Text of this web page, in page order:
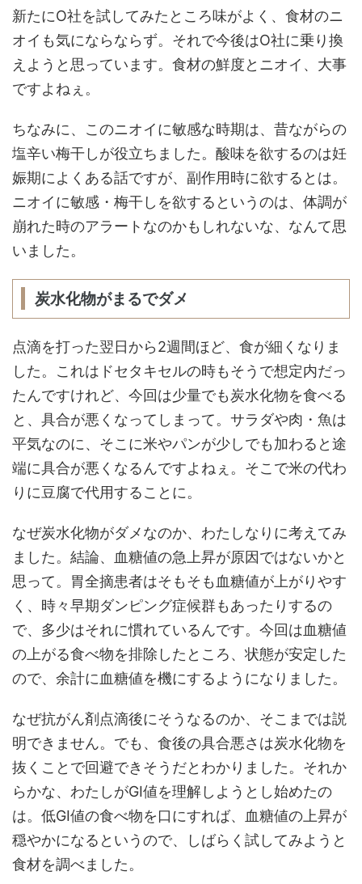
新たにO社を試してみたところ味がよく、食材のニ
オイも気にならならず。それで今後はO社に乗り換
えようと思っています。食材の鮮度とニオイ、大事
ですよねぇ。
ちなみに、このニオイに敏感な時期は、昔ながらの
塩辛い梅干しが役立ちました。酸味を欲するのは妊
娠期によくある話ですが、副作用時に欲するとは。
ニオイに敏感・梅干しを欲するというのは、体調が
崩れた時のアラートなのかもしれないな、なんて思
いました。
炭水化物がまるでダメ
点滴を打った翌日から2週間ほど、食が細くなりま
した。これはドセタキセルの時もそうで想定内だっ
たんですけれど、今回は少量でも炭水化物を食べる
と、具合が悪くなってしまって。サラダや肉・魚は
平気なのに、そこに米やパンが少しでも加わると途
端に具合が悪くなるんですよねぇ。そこで米の代わ
りに豆腐で代用することに。
なぜ炭水化物がダメなのか、わたしなりに考えてみ
ました。結論、血糖値の急上昇が原因ではないかと
思って。胃全摘患者はそもそも血糖値が上がりやす
く、時々早期ダンピング症候群もあったりするの
で、多少はそれに慣れているんです。今回は血糖値
の上がる食べ物を排除したところ、状態が安定した
ので、余計に血糖値を機にするようになりました。
なぜ抗がん剤点滴後にそうなるのか、そこまでは説
明できません。でも、食後の具合悪さは炭水化物を
抜くことで回避できそうだとわかりました。それか
らかな、わたしがGI値を理解しようとし始めたの
は。低GI値の食べ物を口にすれば、血糖値の上昇が
穏やかになるというので、しばらく試してみようと
食材を調べました。